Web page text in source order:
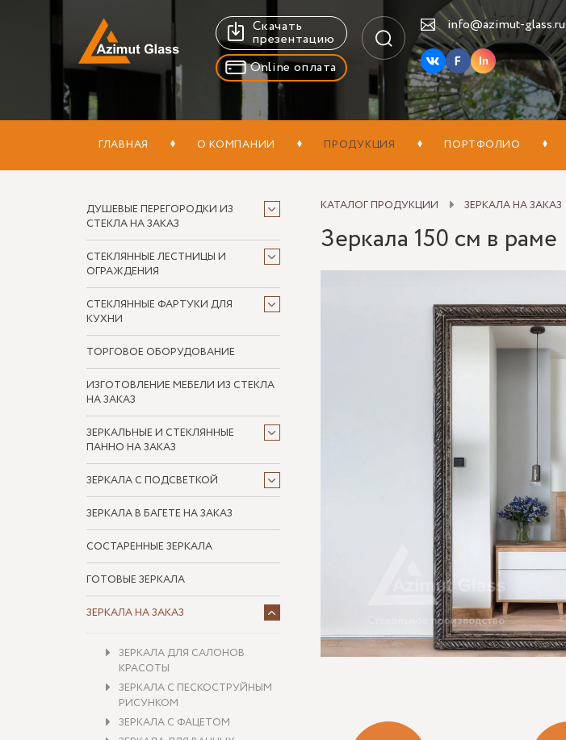
Скачать
презентацию
Online оплата
info@azimut-glass.ru
In
ГЛАВНАЯ О КОМПАНИИ ПРОДУКЦИЯ ПОРТФОЛИО
ДУШЕВЫЕ ПЕРЕГОРОДКИ ИЗ
СТЕКЛА НА ЗАКАЗ
СТЕКЛЯННЫЕ ЛЕСТНИЦЫ И
ОГРАЖДЕНИЯ
СТЕКЛЯННЫЕ ФАРТУКИ ДЛЯ
КУХНИ
ТОРГОВОЕ ОБОРУДОВАНИЕ
ИЗГОТОВЛЕНИЕ МЕБЕЛИ ИЗ СТЕКЛА
НА ЗАКАЗ
ЗЕРКАЛЬНЫЕ И СТЕКЛЯННЫЕ
ПАННО НА ЗАКАЗ
ЗЕРКАЛА С ПОДСВЕТКОЙ
ЗЕРКАЛА В БАГЕТЕ НА ЗАКАЗ
СОСТАРЕННЫЕ ЗЕРКАЛА
ГОТОВЫЕ ЗЕРКАЛА
ЗЕРКАЛА НА ЗАКАЗ
ЗЕРКАЛА ДЛЯ САЛОНОВ
КРАСОТЫ
ЗЕРКАЛА С ПЕСКОСТРУЙНЫМ
РИСУНКОМ
ЗЕРКАЛА С ФАЦЕТОМ
КАТАЛОГ ПРОДУКЦИИ ЗЕРКАЛА НА ЗАКАЗ
Зеркала 150 см в раме